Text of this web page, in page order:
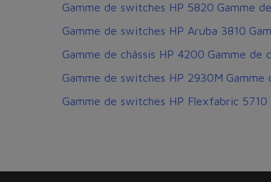
Gamme de switches HP 5820 Gamme
Gamme de switches HP Aruba 3810
Gamme de châssis HP 4200 Gamme de
Gamme de switches HP 2930M Gamme
Gamme de switches HP Flexfabric 5710